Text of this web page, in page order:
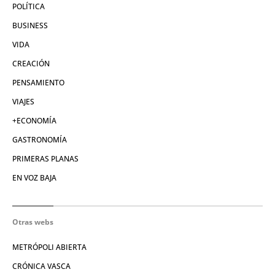
POLÍTICA
BUSINESS
VIDA
CREACIÓN
PENSAMIENTO
VIAJES
+ECONOMÍA
GASTRONOMÍA
PRIMERAS PLANAS
EN VOZ BAJA
Otras webs
METRÓPOLI ABIERTA
CRÓNICA VASCA